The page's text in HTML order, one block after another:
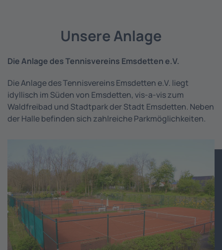
Unsere Anlage
Die Anlage des Tennisvereins Emsdetten e.V.
Die Anlage des Tennisvereins Emsdetten e.V. liegt
idyllisch im Süden von Emsdetten, vis-a-vis zum
Waldfreibad und Stadtpark der Stadt Emsdetten. Neben
der Halle befinden sich zahlreiche Parkmöglichkeiten.